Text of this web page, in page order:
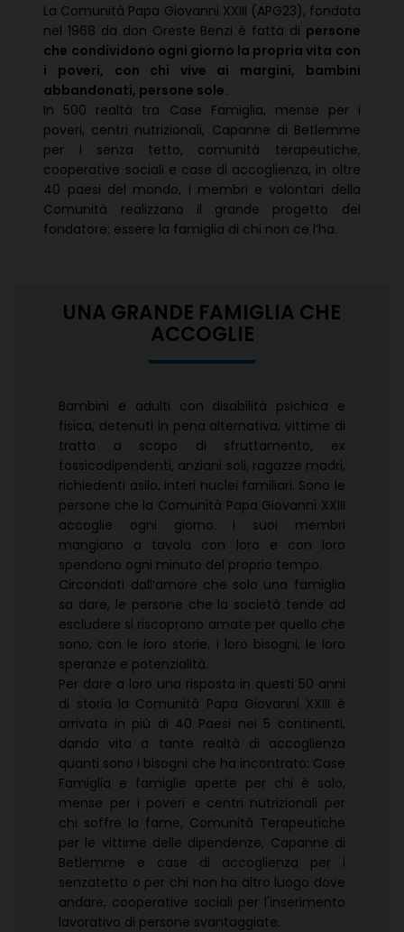
La Comunità Papa Giovanni XXIII (APG23), fondata
nel 1968 da don Oreste Benzi è fatta di persone
che condividono ogni giorno la propria vita con
i poveri, con chi vive ai margini, bambini
abbandonati, persone sole.
In 500 realtà tra Case Famiglia, mense per i
poveri, centri nutrizionali, Capanne di Betlemme
per i senza tetto, comunità terapeutiche,
cooperative sociali e case di accoglienza, in oltre
40 paesi del mondo, i membri e volontari della
Comunità realizzano il grande progetto del
fondatore: essere la famiglia di chi non ce l’ha.
UNA GRANDE FAMIGLIA CHE
ACCOGLIE
Bambini e adulti con disabilità psichica e
fisica, detenuti in pena alternativa, vittime di
tratta a scopo di sfruttamento, ex
tossicodipendenti, anziani soli, ragazze madri,
richiedenti asilo, interi nuclei familiari. Sono le
persone che la Comunità Papa Giovanni XXIII
accoglie ogni giorno. I suoi membri
mangiano a tavola con loro e con loro
spendono ogni minuto del proprio tempo.
Circondati dall’amore che solo una famiglia
sa dare, le persone che la società tende ad
escludere si riscoprono amate per quello che
sono, con le loro storie, i loro bisogni, le loro
speranze e potenzialità.
Per dare a loro una risposta in questi 50 anni
di storia la Comunità Papa Giovanni XXIII è
arrivata in più di 40 Paesi nei 5 continenti,
dando vita a tante realtà di accoglienza
quanti sono i bisogni che ha incontrato: Case
Famiglia e famiglie aperte per chi è solo,
mense per i poveri e centri nutrizionali per
chi soffre la fame, Comunità Terapeutiche
per le vittime delle dipendenze, Capanne di
Betlemme e case di accoglienza per i
senzatetto o per chi non ha altro luogo dove
andare, cooperative sociali per l'inserimento
lavorativo di persone svantaggiate.